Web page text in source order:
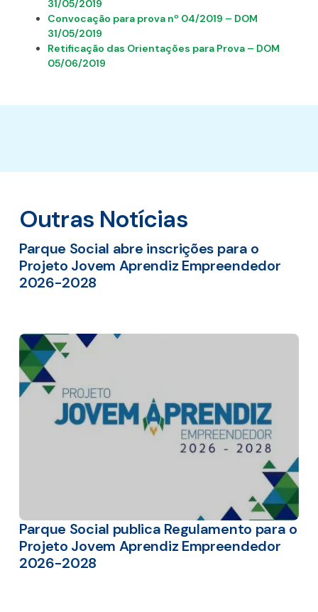
31/05/2019
Convocação para prova nº 04/2019 – DOM
31/05/2019
Retificação das Orientações para Prova – DOM
05/06/2019
Outras Notícias
Parque Social abre inscrições para o
Projeto Jovem Aprendiz Empreendedor
2026-2028
Parque Social publica Regulamento para o
Projeto Jovem Aprendiz Empreendedor
2026-2028